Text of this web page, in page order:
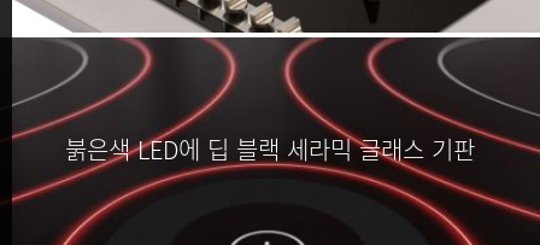
붉은색 LED에 딥 블랙 세라믹 글래스 기판